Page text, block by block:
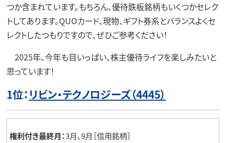
つか含まれています。もちろん、優待鉄板銘柄もいくつかセレク
トしてあります。QUOカード、現物、ギフト券系とバランスよくセ
レクトしたつもりですので、ぜひご参考ください！
2025年、今年も目いっぱい、株主優待ライフを楽しみたいと
思っています！
1位： リビン・テクノロジーズ（4445）
権利付き最終月：3月、9月［信用銘柄］